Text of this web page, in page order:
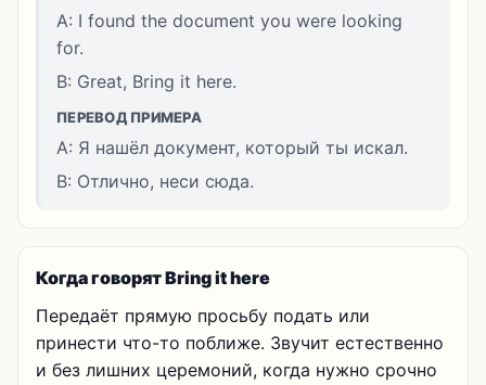
A: I found the document you were looking
for.
B: Great, Bring it here.
ПЕРЕВОД ПРИМЕРА
A: Я нашёл документ, который ты искал.
B: Отлично, неси сюда.
Когда говорят Bring it here
Передаёт прямую просьбу подать или
принести что-то поближе. Звучит естественно
и без лишних церемоний, когда нужно срочно